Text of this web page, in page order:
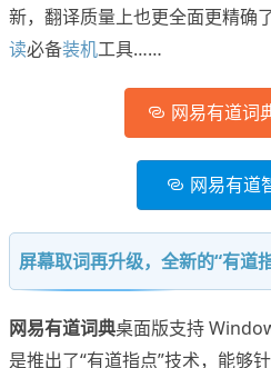
新，翻译质量上也更全面更精确
读必备装机工具……
网易有道词
网易有道
屏幕取词再升级，全新的“有道
网易有道词典桌面版支持
是推出了“有道指点”技术，能够